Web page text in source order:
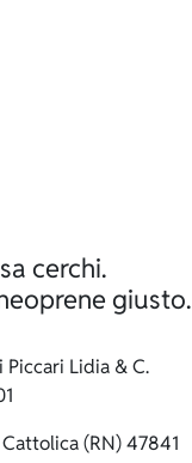
cerchi.
giusto.
Piccari Lidia & C.
(RN) 47841